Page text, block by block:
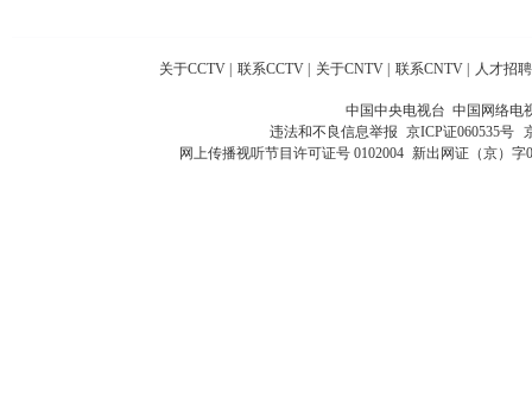
关于CCTV 联系CCTV 关于CNTV 联系CNTV 人才招聘
中国中央电视台 中国网络电
违法和不良信息举报 京ICP证060535号
网上传播视听节目许可证号 0102004 新出网证（京）